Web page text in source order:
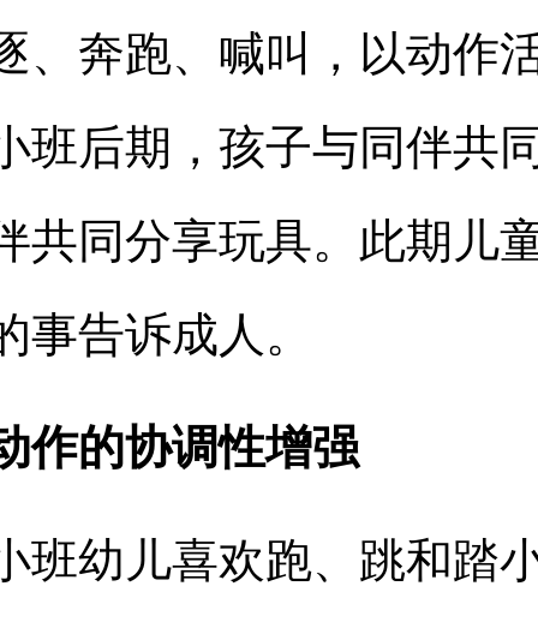
、奔跑、喊叫，以动作
班后期，孩子与同伴共
共同分享玩具。此期儿
事告诉成人。
作的协调性增强
班幼儿喜欢跑、跳和踏